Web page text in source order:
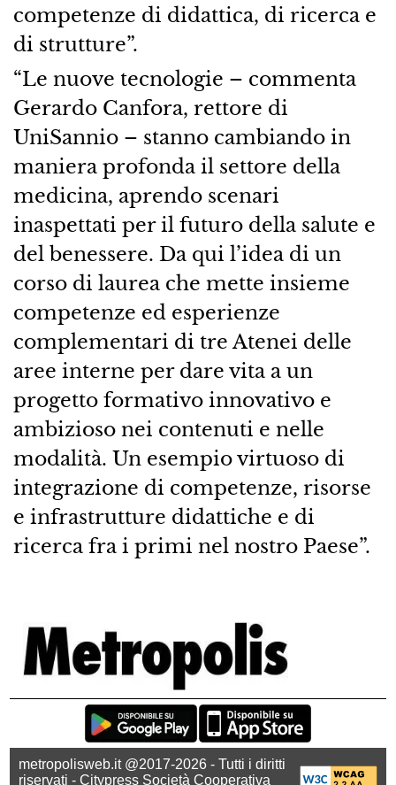
competenze di didattica, di ricerca e
di strutture”.
“Le nuove tecnologie – commenta
Gerardo Canfora, rettore di
UniSannio – stanno cambiando in
maniera profonda il settore della
medicina, aprendo scenari
inaspettati per il futuro della salute e
del benessere. Da qui l’idea di un
corso di laurea che mette insieme
competenze ed esperienze
complementari di tre Atenei delle
aree interne per dare vita a un
progetto formativo innovativo e
ambizioso nei contenuti e nelle
modalità. Un esempio virtuoso di
integrazione di competenze, risorse
e infrastrutture didattiche e di
ricerca fra i primi nel nostro Paese”.
metropolisweb.it @2017-2026 - Tutti i diritti
riservati - Citypress Società Cooperativa